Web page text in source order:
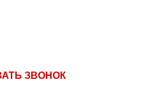
ЗВОНОК